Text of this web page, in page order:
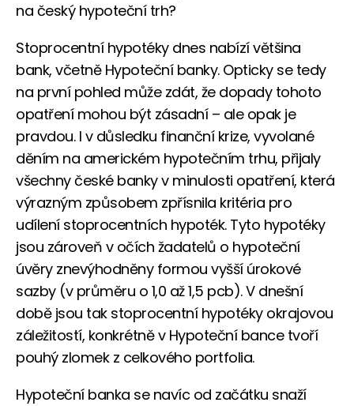
na český hypoteční trh?
Stoprocentní hypotéky dnes nabízí většina
bank, včetně Hypoteční banky. Opticky se tedy
na první pohled může zdát, že dopady tohoto
opatření mohou být zásadní – ale opak je
pravdou. I v důsledku finanční krize, vyvolané
děním na americkém hypotečním trhu, přijaly
všechny české banky v minulosti opatření, která
výrazným způsobem zpřísnila kritéria pro
udílení stoprocentních hypoték. Tyto hypotéky
jsou zároveň v očích žadatelů o hypoteční
úvěry znevýhodněny formou vyšší úrokové
sazby (v průměru o 1,0 až 1,5 pcb). V dnešní
době jsou tak stoprocentní hypotéky okrajovou
záležitostí, konkrétně v Hypoteční bance tvoří
pouhý zlomek z celkového portfolia.
Hypoteční banka se navíc od začátku snaží